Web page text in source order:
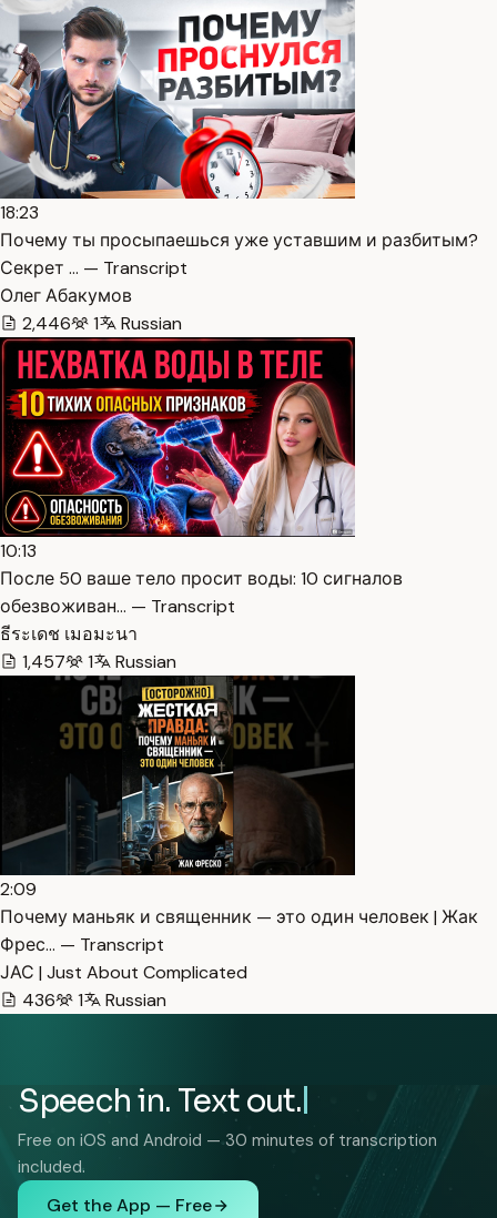
18:23
Почему ты просыпаешься уже уставшим и разбитым?
Секрет … — Transcript
Олег Абакумов
2,446
1 Russian
10:13
После 50 ваше тело просит воды: 10 сигналов
обезвоживан… — Transcript
ธีระเดช เมอมะนา
1,457
1 Russian
2:09
Почему маньяк и священник — это один человек | Жак
Фрес… — Transcript
ЈАС | Just About Complicated
436
1 Russian
Speech in. Text out.
Free on iOS and Android — 30 minutes of transcription
included.
Get the App — Free